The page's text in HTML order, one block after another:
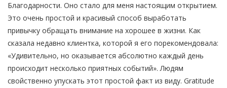
Благодарности. Оно стало для меня настоящим открытием.
Это очень простой и красивый способ выработать
привычку обращать внимание на хорошее в жизни. Как
сказала недавно клиентка, которой я его порекомендовала:
«Удивительно, но оказывается абсолютно каждый день
происходит несколько приятных событий». Людям
свойственно упускать этот простой факт из виду. Gratitude